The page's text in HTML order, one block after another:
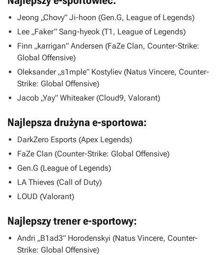
Jeong „Chovy” Ji-hoon (Gen.G, League of Legends)
Lee „Faker” Sang-hyeok (T1, League of Legends)
Finn „karrigan” Andersen (FaZe Clan, Counter-Strike:
Global Offensive)
Oleksander „s1mple” Kostyliev (Natus Vincere, Counter-
Strike: Global Offensive)
Jacob „Yay” Whiteaker (Cloud9, Valorant)
Najlepsza drużyna e-sportowa:
DarkZero Esports (Apex Legends)
FaZe Clan (Counter-Strike: Global Offensive)
Gen.G (League of Legends)
LA Thieves (Call of Duty)
LOUD (Valorant)
Najlepszy trener e-sportowy:
Andri „B1ad3” Horodenskyi (Natus Vincere, Counter-
Strike: Global Offensive)